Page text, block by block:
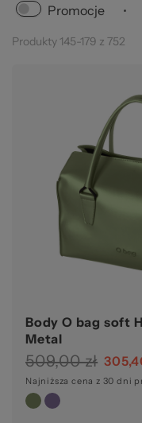
Produkty 145-179 z 752
Promocje
Body O bag soft
Metal
509,00 zł
Najniższa cena z 30 dni